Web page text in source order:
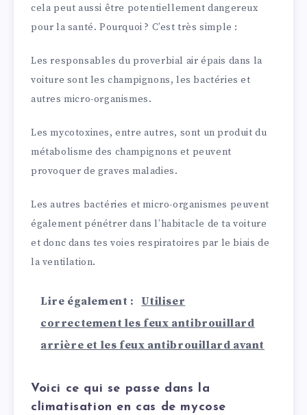
cela peut aussi être potentiellement dangereux
pour la santé. Pourquoi ? C’est très simple :
Les responsables du proverbial air épais dans la
voiture sont les champignons, les bactéries et
autres micro-organismes.
Les mycotoxines, entre autres, sont un produit du
métabolisme des champignons et peuvent
provoquer de graves maladies.
Les autres bactéries et micro-organismes peuvent
également pénétrer dans l’habitacle de ta voiture
et donc dans tes voies respiratoires par le biais de
la ventilation.
Lire également :
Utiliser
correctement les feux antibrouillard
arrière et les feux antibrouillard avant
Voici ce qui se passe dans la
climatisation en cas de mycose